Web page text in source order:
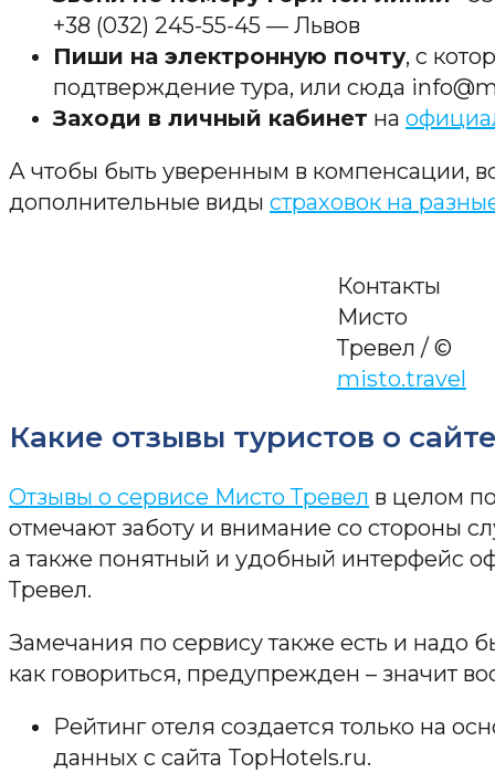
+38 (032) 245-55-45 — Львов
Пиши на электронную почту, с
подтверждение тура, или сюда
Заходи в личный кабинет на
А чтобы быть уверенным в компенсации,
дополнительные виды страховок на
Контакты
Мисто
Тревел / ©
misto.travel
Какие отзывы туристов о
Отзывы о сервисе Мисто Тревел в целом
отмечают заботу и внимание со стороны
а также понятный и удобный интерфейс
Тревел.
Замечания по сервису также есть и надо
как говориться, предупрежден – значит
Рейтинг отеля создается только на
данных с сайта TopHotels.ru.